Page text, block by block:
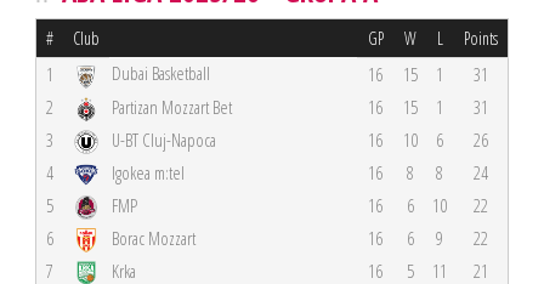
# Club GP W L Points
1 Dubai Basketball 16 15 1
31
2
Partizan Mozzart Bet 16 15 1
31
3
U-BT Cluj-Napoca 16 10 6
26
4
Igokea m:tel 16 8 8
24
5
FMP 16 6 10
22
6
Borac Mozzart 16 6 9
22
7
Krka 16 5 11
21